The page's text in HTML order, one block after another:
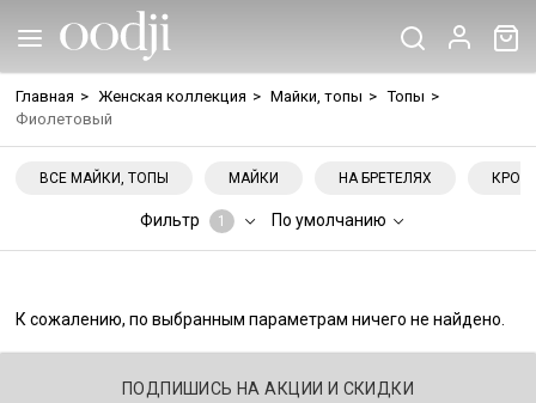
Главная > Женская коллекция > Майки, топы > Топы >
Фиолетовый
ВСЕ МАЙКИ, ТОПЫ МАЙКИ НА БРЕТЕЛЯХ
Фильтр 1 По умолчанию
К сожалению, по выбранным параметрам ничего не найдено.
ПОДПИШИСЬ НА АКЦИИ И СКИДКИ